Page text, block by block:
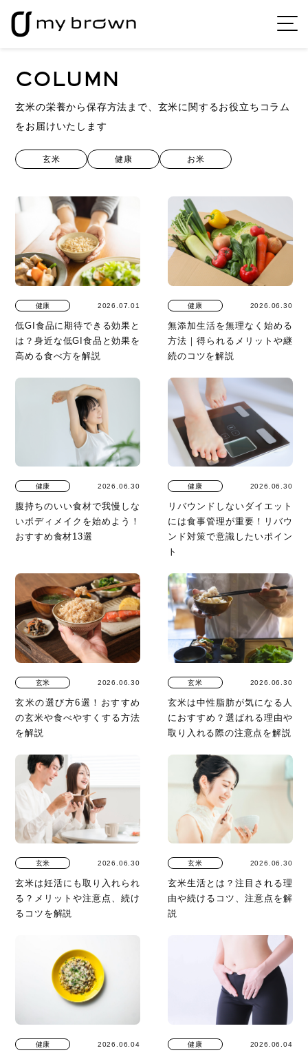
COLUMN
玄米の栄養から保存方法まで、玄米に関するお役立ちコラム
をお届けいたします
玄米 健康 お米
2026.07.01
健康
低GI食品に期待できる効果と
は？身近な低GI食品と効果を
高める食べ方を解説
2026.06.30
健康
無添加生活を無理なく始める
方法｜得られるメリットや継
続のコツを解説
2026.06.30
健康
腹持ちのいい食材で我慢しな
いボディメイクを始めよう！
おすすめ食材13選
2026.06.30
健康
リバウンドしないダイエット
には食事管理が重要！リバウ
ンド対策で意識したいポイン
ト
2026.06.30
玄米
玄米の選び方6選！おすすめ
の玄米や食べやすくする方法
を解説
2026.06.30
玄米
玄米は中性脂肪が気になる人
におすすめ？選ばれる理由や
取り入れる際の注意点を解説
2026.06.30
玄米
玄米は妊活にも取り入れられ
る？メリットや注意点、続け
るコツを解説
2026.06.30
玄米
玄米生活とは？注目される理
由や続けるコツ、注意点を解
説
2026.06.04
健康 2026.06.04
健康